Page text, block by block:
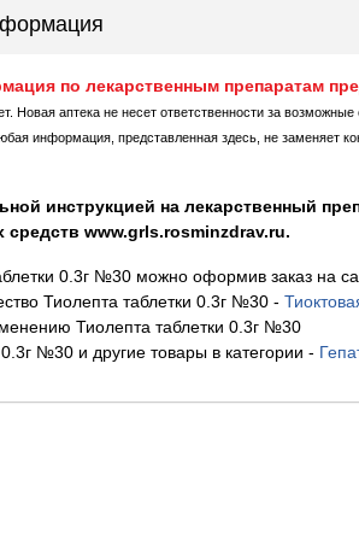
по лекарственным препаратам
Новая аптека не несет ответственности за
информация, представленная здесь, не заменяет
инструкцией на лекарственный
средств www.grls.rosminzdrav.ru.
0.3г №30 можно оформив заказ на
Тиолепта таблетки 0.3г №30 -
Тиолепта таблетки 0.3г №30
№30 и другие товары в категории -